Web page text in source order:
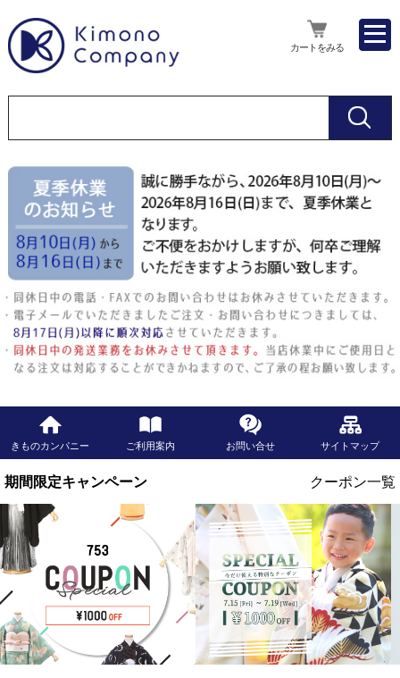
カートをみる
きものカンパニー ご利用案内 お問い合せ サイトマップ